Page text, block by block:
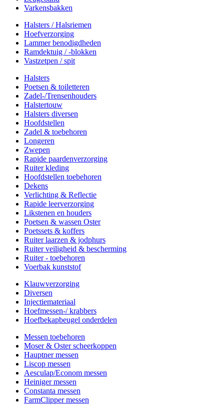
Varkensbakken
Halsters / Halsriemen
Hoefverzorging
Lammer benodigdheden
Ramdektuig / -blokken
Vastzetpen / spit
Halsters
Poetsen & toiletteren
Zadel-/Trensenhouders
Halstertouw
Halsters diversen
Hoofdstellen
Zadel & toebehoren
Longeren
Zwepen
Rapide paardenverzorging
Ruiter kleding
Hoofdstellen toebehoren
Dekens
Verlichting & Reflectie
Rapide leerverzorging
Likstenen en houders
Poetsen & wassen Oster
Poetssets & koffers
Ruiter laarzen & jodphurs
Ruiter veiligheid & bescherming
Ruiter - toebehoren
Voerbak kunststof
Klauwverzorging
Diversen
Injectiemateriaal
Hoefmessen-/ krabbers
Hoefbekapbeugel onderdelen
Messen toebehoren
Moser & Oster scheerkoppen
Hauptner messen
Liscop messen
Aesculap/Econom messen
Heiniger messen
Constanta messen
FarmClipper messen